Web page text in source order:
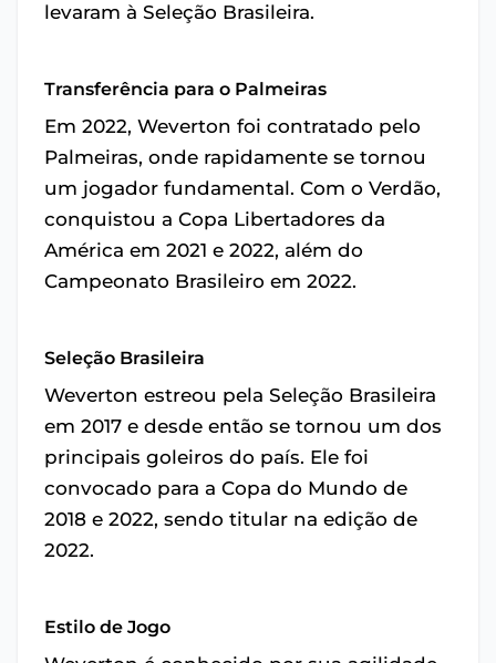
levaram à Seleção Brasileira.
Transferência para o Palmeiras
Em 2022, Weverton foi contratado pelo
Palmeiras, onde rapidamente se tornou
um jogador fundamental. Com o Verdão,
conquistou a Copa Libertadores da
América em 2021 e 2022, além do
Campeonato Brasileiro em 2022.
Seleção Brasileira
Weverton estreou pela Seleção Brasileira
em 2017 e desde então se tornou um dos
principais goleiros do país. Ele foi
convocado para a Copa do Mundo de
2018 e 2022, sendo titular na edição de
2022.
Estilo de Jogo